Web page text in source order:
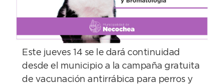
Este jueves 14 se le dará continuidad
desde el municipio a la campaña gratuita
de vacunación antirrábica para perros y